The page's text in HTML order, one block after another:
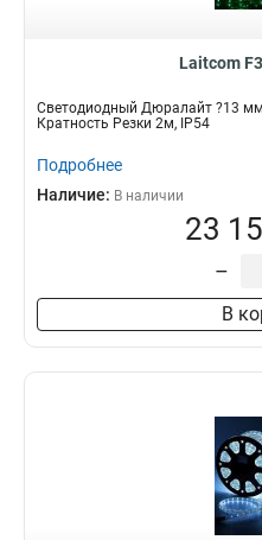
Laitcom
Светодиодный Дюралайт ?13 мм
Кратность Резки 2м, IP54
Подробнее
Наличие: В наличии
23
–
В